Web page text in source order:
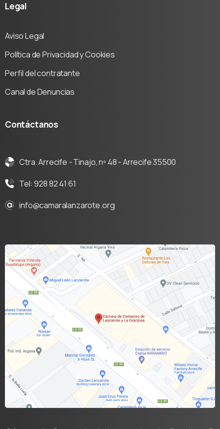
Legal
Aviso Legal
Política de Privacidad y Cookies
Perfil del contratante
Canal de Denuncias
Contáctanos
Ctra. Arrecife - Tinajo, nº 48 - Arrecife 35500
Tel: 928 82 41 61
info@camaralanzarote.org